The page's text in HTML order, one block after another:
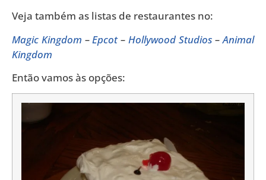
Veja também as listas de restaurantes no:
Magic Kingdom –Epcot– Hollywood Studios –Animal
Kingdom
Então vamos às opções: